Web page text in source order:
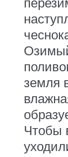
земля
Чтобы